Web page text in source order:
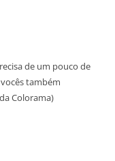
de um pouco de
também
Colorama)